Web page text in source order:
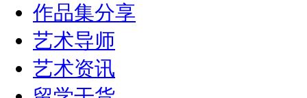
作品集分享
艺术导师
艺术资讯